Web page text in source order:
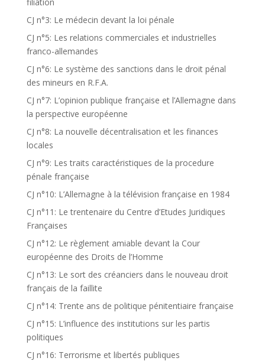
CJ n°3: Le médecin devant la loi pénale
CJ n°5: Les relations commerciales et industrielles
franco-allemandes
CJ n°6: Le système des sanctions dans le droit pénal
des mineurs en R.F.A.
CJ n°7: L’opinion publique française et l’Allemagne dans
la perspective européenne
CJ n°8: La nouvelle décentralisation et les finances
locales
CJ n°9: Les traits caractéristiques de la procedure
pénale française
CJ n°10: L’Allemagne à la télévision française en 1984
CJ n°11: Le trentenaire du Centre d’Etudes Juridiques
Françaises
CJ n°12: Le règlement amiable devant la Cour
européenne des Droits de l’Homme
CJ n°13: Le sort des créanciers dans le nouveau droit
français de la faillite
CJ n°14: Trente ans de politique pénitentiaire française
CJ n°15: L’influence des institutions sur les partis
politiques
CJ n°16: Terrorisme et libertés publiques